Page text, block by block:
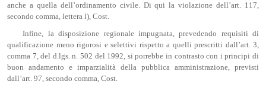
anche a quella dell’ordinamento civile. Di qui la violazione dell’art. 117,
secondo comma, lettera l), Cost.
Infine, la disposizione regionale impugnata, prevedendo requisiti di
qualificazione meno rigorosi e selettivi rispetto a quelli prescritti dall’art. 3,
comma 7, del d.lgs. n. 502 del 1992, si porrebbe in contrasto con i principi di
buon andamento e imparzialità della pubblica amministrazione, previsti
dall’art. 97, secondo comma, Cost.